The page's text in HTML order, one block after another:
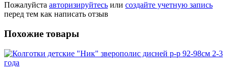
Пожалуйста авторизируйтесь или создайте учетную запись
перед тем как написать отзыв
Похожие товары